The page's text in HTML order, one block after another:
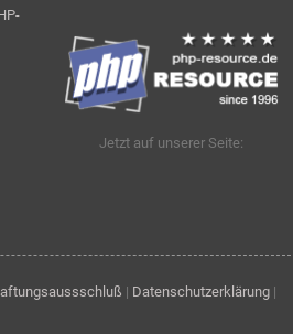
Jetzt auf unserer Seite:
| Datenschutzerklärung |